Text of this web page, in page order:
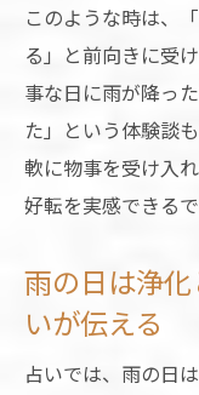
このような時は、
る」と前向きに受
事な日に雨が降っ
た」という体験談
軟に物事を受け入
好転を実感できるで
雨の日は浄
いが伝える
占いでは、雨の日